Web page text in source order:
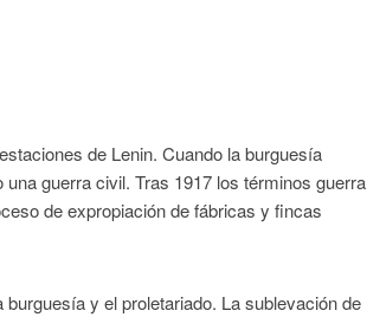
de Lenin. Cuando la burguesía
guerra civil. Tras 1917 los términos guerra
de expropiación de fábricas y fincas
y el proletariado. La sublevación de